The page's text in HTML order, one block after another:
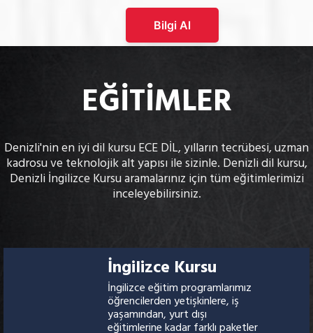
Bilgi Al
EĞİTİMLER
Denizli'nin en iyi dil kursu ECE DİL, yılların tecrübesi, uzman
kadrosu ve teknolojik alt yapısı ile sizinle. Denizli dil kursu,
Denizli İngilizce Kursu aramalarınız için tüm eğitimlerimizi
inceleyebilirsiniz.
İngilizce Kursu
İngilizce eğitim programlarımız
öğrencilerden yetişkinlere, iş
yaşamından, yurt dışı
eğitimlerine kadar farklı paketler